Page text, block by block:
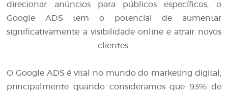
direcionar anúncios para públicos específicos, o
Google ADS tem o potencial de aumentar
significativamente a visibilidade online e atrair novos
clientes.
O Google ADS é vital no mundo do marketing digital,
principalmente quando consideramos que 93% de